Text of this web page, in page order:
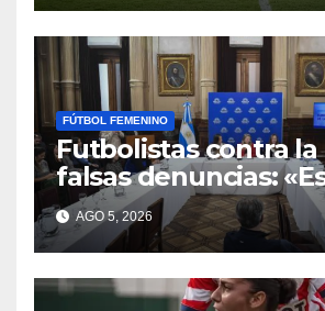
FÚTBOL FEMENINO
Futbolistas contra la
falsas denuncias:
escudo para
AGO 5, 2026